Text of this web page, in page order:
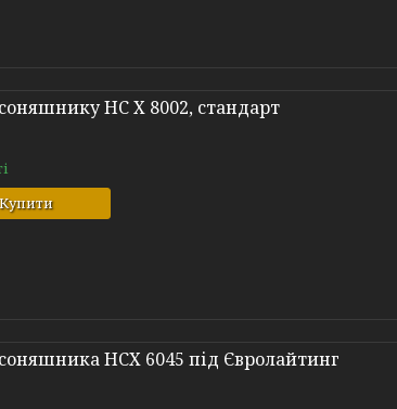
НС Х 8002, стандарт
Купити
НСХ 6045 під Євролайтинг